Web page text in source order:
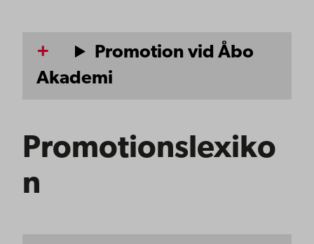
Promotion vid Åbo
Akademi
Promotionslexiko
n